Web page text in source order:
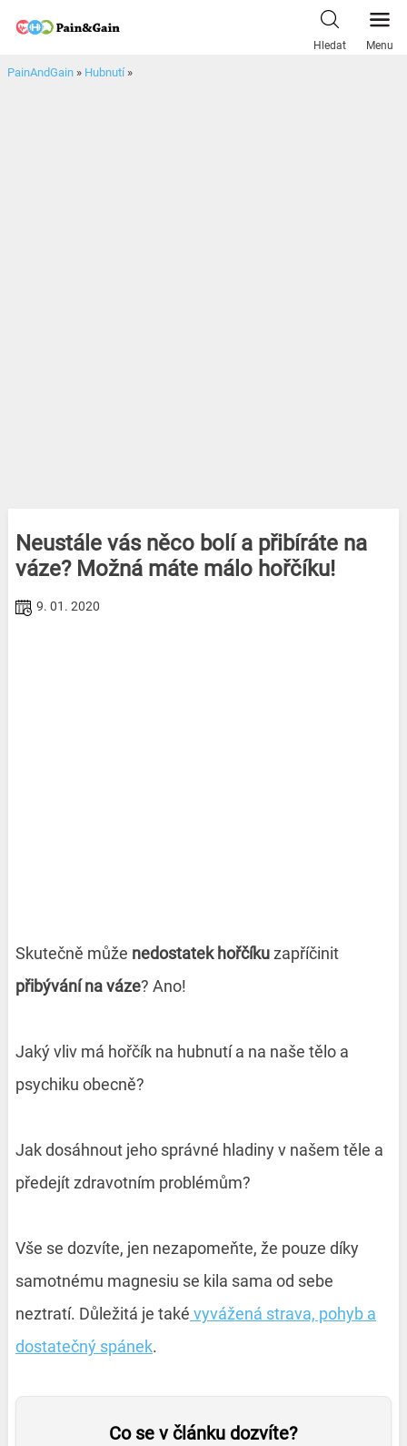
Hledat Menu
PainAndGain » Hubnutí»
Neustále vás něco bolí a přibíráte na
váze? Možná máte málo hořčíku!
9. 01. 2020
Skutečně může nedostatek hořčíkuzapříčinit
přibývání na váze? Ano!
Jaký vliv má hořčík na hubnutí a na naše tělo a
psychiku obecně?
Jak dosáhnout jeho správné hladiny v našem těle a
předejít zdravotním problémům?
Vše se dozvíte, jen nezapomeňte, že pouze díky
samotnému magnesiu se kila sama od sebe
neztratí. Důležitá je také vyvážená strava, pohyb a
dostatečný spánek.
Co se v článku dozvíte?